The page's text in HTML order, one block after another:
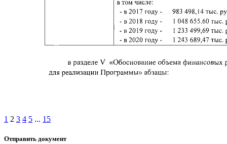
1 2 3 4 5 ... 15
Отправить документ